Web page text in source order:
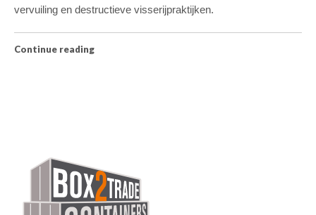
vervuiling en destructieve visserijpraktijken.
Continue reading